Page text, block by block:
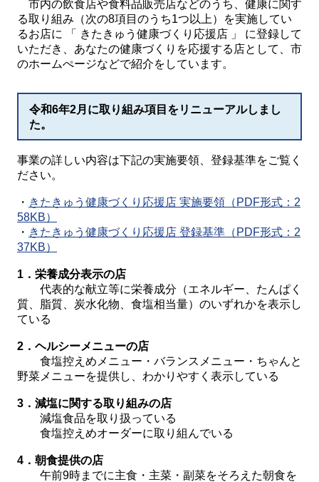
市内の飲食店や食料品販売店などのうち、健康に関す
る取り組み（次の8項目のうち1つ以上）を実施してい
るお店に 「 きたきゅう健康づくり応援店 」 に登録して
いただき、あなたの健康づくりを応援する店として、市
のホームぺージなどで紹介をしています。
令和6年2月に取り組み項目をリニューアルしまし
た。
事業の詳しい内容は下記の実施要領、登録基準をご覧く
ださい。
・ きたきゅう健康づくり応援店 実施要領（PDF形式：2
58KB）
・ きたきゅう健康づくり応援店 登録基準（PDF形式：2
37KB）
1．栄養成分表示の店
代表的な献立等に栄養成分（エネルギー、たんぱく
質、脂質、炭水化物、食塩相当量）のいずれかを表示し
ている
2．ヘルシーメニューの店
食塩控えめメニュー・バランスメニュー・ちゃんと
野菜メニューを提供し、わかりやすく表示している
3．減塩に関する取り組みの店
減塩食品を取り扱っている
食塩控えめオーダーに取り組んでいる
4．朝食提供の店
午前9時までに主食・主菜・副菜をそろえた朝食を